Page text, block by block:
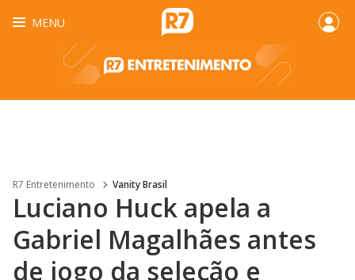
MENU
R7 Entretenimento Vanity Brasil
Luciano Huck apela a
Gabriel Magalhães antes
de jogo da seleção e